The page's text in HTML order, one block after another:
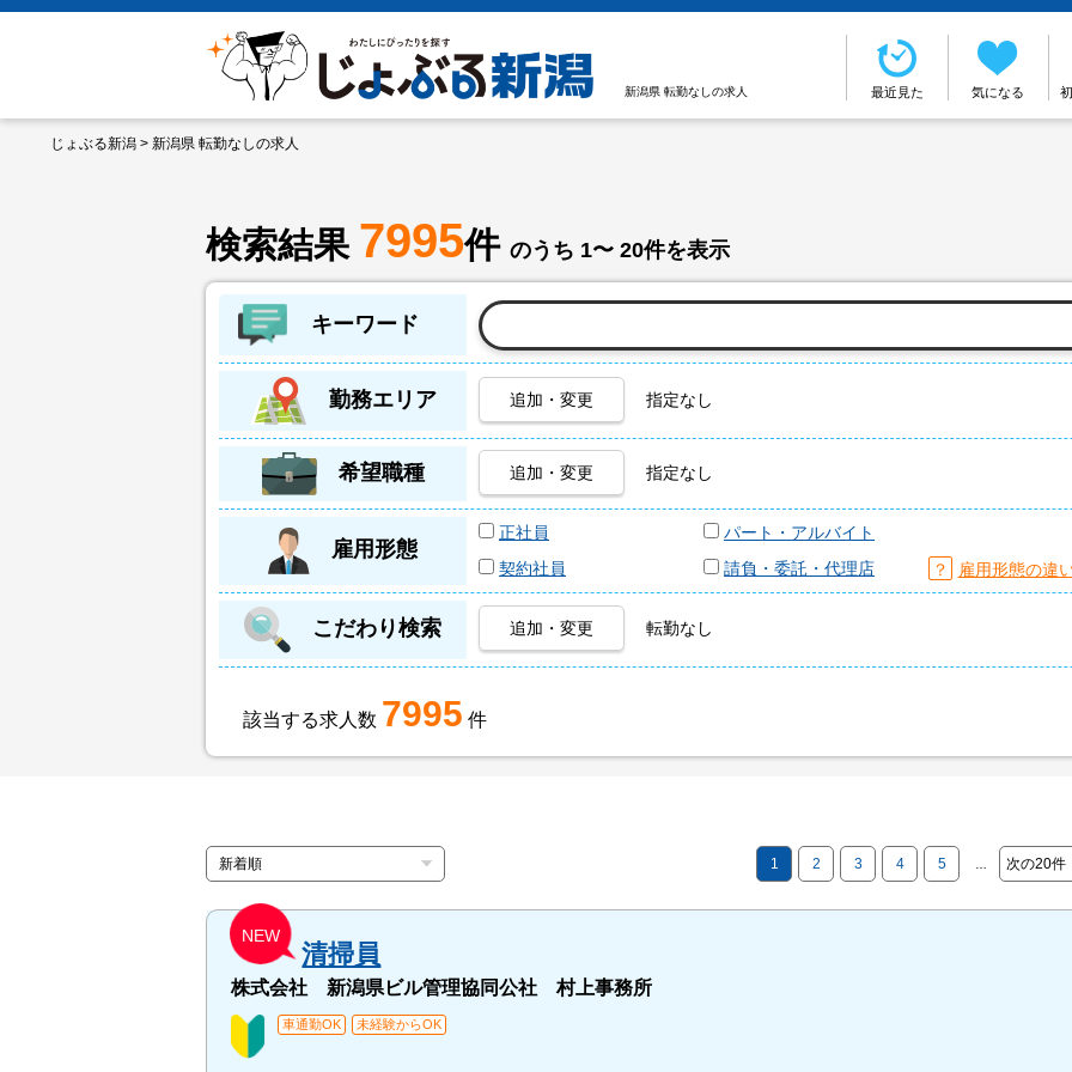
新潟県 転勤なしの求人 最近見た 気になる
じょぶる新潟 > 新潟県 転勤なしの求人
検索結果 7995件 のうち 1〜 20件を表示
キーワード
勤務エリア 追加・変更 指定なし
希望職種 追加・変更 指定なし
雇用形態
正社員
パート・アルバイト
契約社員
請負・委託・代理店 ？ 雇用形態の違
こだわり検索 追加・変更 転勤なし
該当する求人数 7995 件
1 2 3 4 5 次の20件
NEW
清掃員
株式会社 新潟県ビル管理協同公社 村上事務所
車通勤OK 未経験からOK